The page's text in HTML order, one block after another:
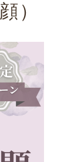
）